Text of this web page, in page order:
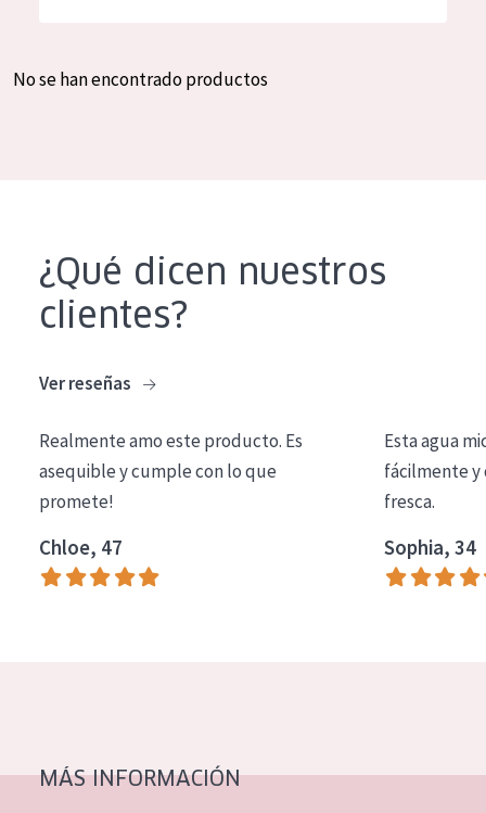
Crema de día
Crema de noche
Limpieza
COLECCIÓN
Essentials
Lift+
Piel normal y seca
Spanish
No se han encontrado productos
¿Qué dicen nuestros
clientes?
Ver reseñas
Realmente amo este producto. Es
asequible y cumple con lo que
promete!
Chloe, 47
Esta agua
fácilmente y
fresca.
Sophia, 34
MÁS INFORMACIÓN